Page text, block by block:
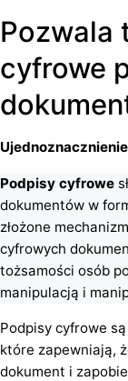
Pozwala
cyfrowe
Podpisy cyfrowe
dokumentów w
złożone
cyfrowych
tożsamości osób
manipulacją i
Podpisy cyfrowe
które zapewniają,
dokument i